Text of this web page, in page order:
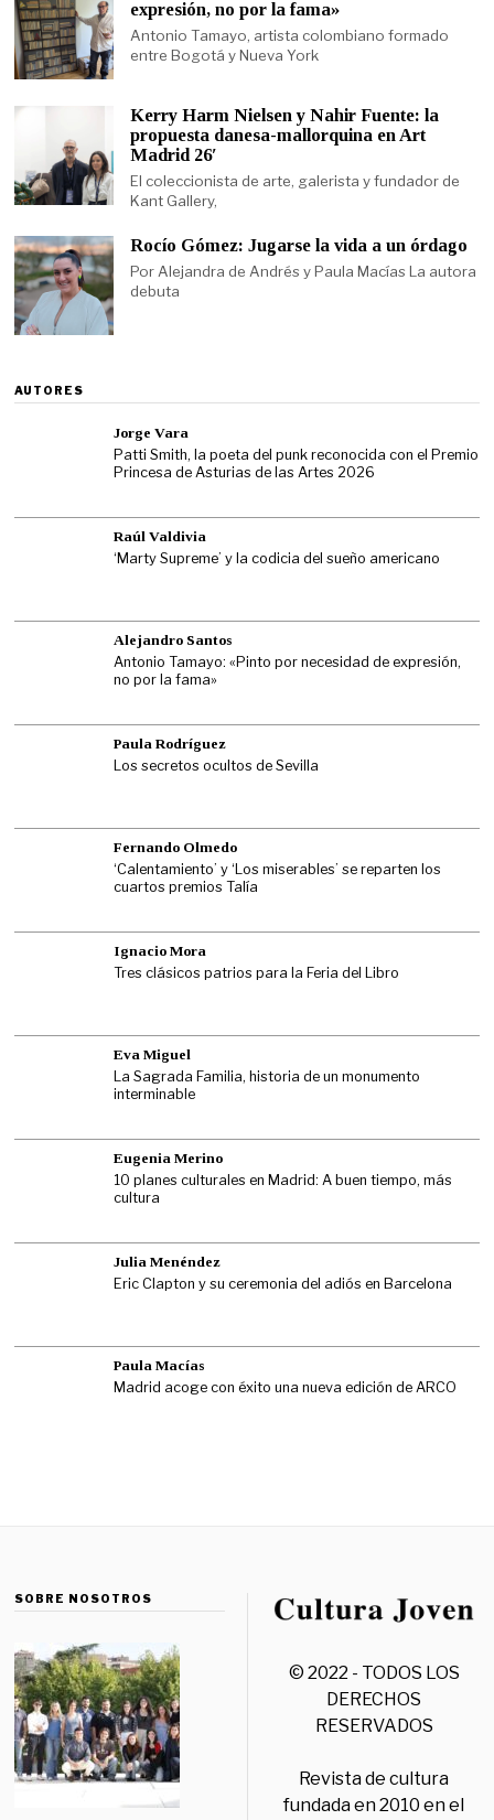
expresión, no por la fama»
Antonio Tamayo, artista colombiano formado
entre Bogotá y Nueva York
Kerry Harm Nielsen y Nahir Fuente: la
propuesta danesa-mallorquina en Art
Madrid 26′
El coleccionista de arte, galerista y fundador de
Kant Gallery,
Rocío Gómez: Jugarse la vida a un órdago
Por Alejandra de Andrés y Paula Macías La autora
debuta
AUTORES
Jorge Vara
Patti Smith, la poeta del punk reconocida con el Premio
Princesa de Asturias de las Artes 2026
Raúl Valdivia
‘Marty Supreme’ y la codicia del sueño americano
Alejandro Santos
Antonio Tamayo: «Pinto por necesidad de expresión,
no por la fama»
Paula Rodríguez
Los secretos ocultos de Sevilla
Fernando Olmedo
‘Calentamiento’ y ‘Los miserables’ se reparten los
cuartos premios Talía
Ignacio Mora
Tres clásicos patrios para la Feria del Libro
Eva Miguel
La Sagrada Familia, historia de un monumento
interminable
Eugenia Merino
10 planes culturales en Madrid: A buen tiempo, más
cultura
Julia Menéndez
Eric Clapton y su ceremonia del adiós en Barcelona
Paula Macías
Madrid acoge con éxito una nueva edición de ARCO
SOBRE NOSOTROS
© 2022 - TODOS LOS
DERECHOS
RESERVADOS
Revista de cultura
fundada en 2010 en el